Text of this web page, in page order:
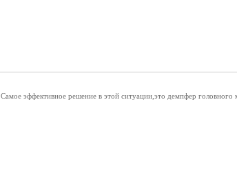
Самое эффективное решение в этой ситуации,это демпфер головного